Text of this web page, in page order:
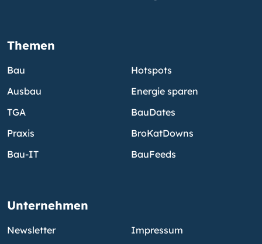
Themen
Bau
Ausbau
TGA
Praxis
Bau-IT
Hotspots
Energie sparen
BauDates
BroKatDowns
BauFeeds
Unternehmen
Newsletter
Impressum